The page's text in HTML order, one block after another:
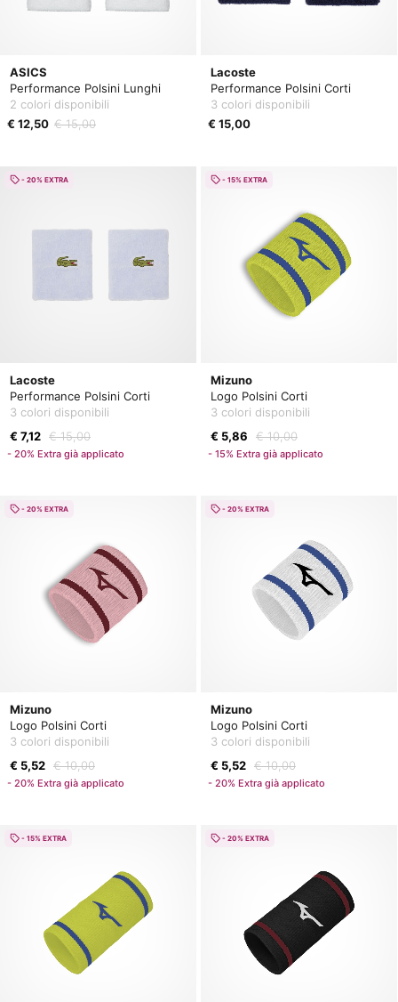
ASICS
Performance Polsini Lunghi
2 colori disponibili
€ 12,50 € 15,00
Lacoste
Performance Polsini Corti
3 colori disponibili
€ 15,00
Lacoste
Performance Polsini Corti
3 colori disponibili
€ 7,12 € 15,00
- 20% Extra già applicato
- 20% EXTRA
Mizuno
Logo Polsini Corti
3 colori disponibili
€ 5,86
€ 10,00
- 15% Extra già applicato
- 15% EXTRA
Mizuno
Logo Polsini Corti
3 colori disponibili
€ 5,52 € 10,00
- 20% Extra già applicato
- 20% EXTRA
Mizuno
Logo Polsini Corti
3 colori disponibili
€ 5,52 € 10,00
- 20% Extra già applicato
- 20% EXTRA
- 15% EXTRA - 20% EXTRA